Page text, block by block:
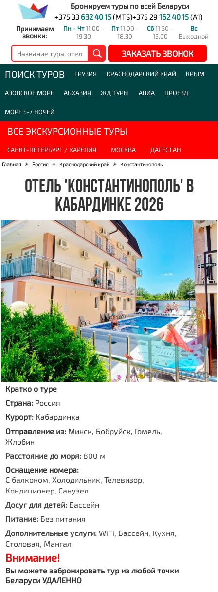
Бронируем туры по всей Беларуси
+375 33 632 40 15(MTS)+375 29 162 40 15(A1)
Принимаем
звонки:
Пн - Чт11.00 -
19.30
Пт11.00 -
18.30
Сб11.30 -
15.00
Вс
Выходной
ЗАКАЗАТЬ ЗВОНОК
ПОИСК ТУРОВ ГРУЗИЯ КРАСНОДАРСКИЙ КРАЙ КРЫМ
АЗОВСКОЕ МОРЕ АБХАЗИЯ ЖД ТУРЫ АВИА ПРОЕЗД
МОРЕ 5-7 НОЧЕЙ
ВСЕ ЭКСКУРСИОННЫЕ ТУРЫ
САНКТ-ПЕТЕРБУРГ / КАРЕЛИЯ МОСКВА ДАГЕСТАН
Главная ☀ Россия ☀ Краснодарский край ☀ Константинополь
ОТЕЛЬ 'КОНСТАНТИНОПОЛЬ' В
КАБАРДИНКЕ 2026
Кратко о туре
Страна: Россия
Курорт: Кабардинка
Отправление из: Минск, Бобруйск, Гомель,
Жлобин
Расстояние до моря: 800 м
Оснащение номера:
С балконом, Холодильник, Телевизор,
Кондиционер, Санузел
Досуг для детей: Бассейн
Питание: Без питания
Дополнительные услуги: WiFi, Бассейн, Кухня,
Столовая, Мангал
Внимание!
Вы можете забронировать тур из любой точки
Беларуси УДАЛЕННО